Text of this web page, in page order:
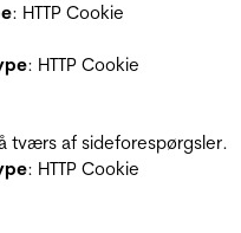
: HTTP Cookie
: HTTP Cookie
tværs af sideforespørgsler.
: HTTP Cookie